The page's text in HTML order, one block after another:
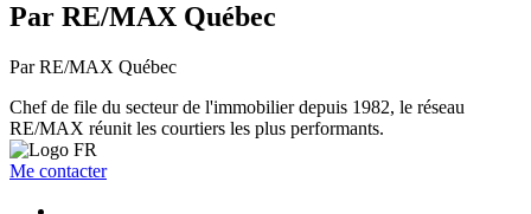
Par RE/MAX Québec
Par RE/MAX Québec
Chef de file du secteur de l'immobilier depuis 1982, le réseau
RE/MAX réunit les courtiers les plus performants.
Me contacter